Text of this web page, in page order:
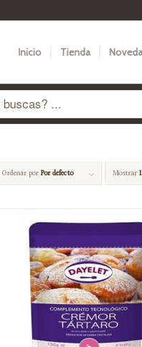
Inicio Tienda
Ordenar porPor defecto Mostrar